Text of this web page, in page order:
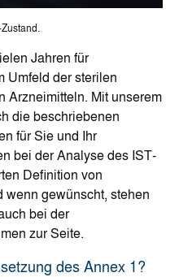
Jahren für
Umfeld der sterilen
Arzneimitteln. Mit unserem
die beschriebenen
für Sie und Ihr
bei der Analyse des IST-
Definition von
gewünscht, stehen
bei der
zur Seite.
des Annex 1?